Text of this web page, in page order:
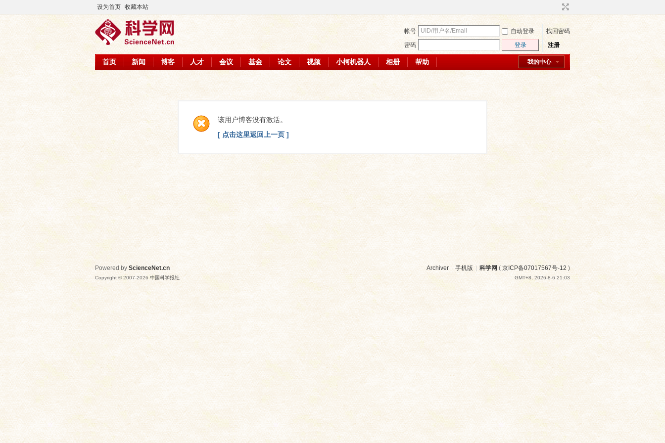
设为首页 收藏本站
帐号 自动登录
找回密码
密码
登录 注册
我的中心
首页 新闻 博客 人才 会议 基金 论文 视频 小柯机器人 相册 帮助
该用户博客没有激活。
[ 点击这里返回上一页 ]
Archiver 手机版 科学网 (京ICP备07017567号-12 )
GMT+8, 2026-8-6 21:03
Powered by ScienceNet.cn
Copyright © 2007-2026中国科学报社